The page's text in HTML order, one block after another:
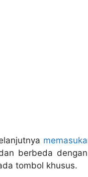
berbeda
tombol khusus.